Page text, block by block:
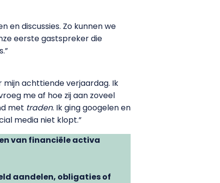
en discussies. Zo kunnen we
eerste gastspreker die
mijn achttiende verjaardag. Ik
me af hoe zij aan zoveel
met traden. Ik ging googelen en
media niet klopt.”
van financiële activa
aandelen, obligaties of